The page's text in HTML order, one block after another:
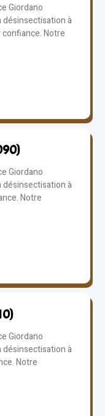
Giordano
à
Notre
Giordano
à
Notre
Giordano
à
Notre